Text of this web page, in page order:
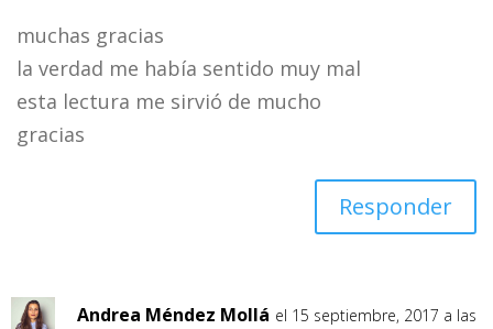
muchas gracias
la verdad me había sentido muy mal
esta lectura me sirvió de mucho
gracias
Responder
Andrea Méndez Mollá el 15 septiembre, 2017 a las